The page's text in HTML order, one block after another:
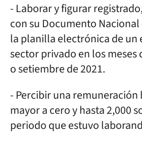
- Laborar y figurar
con su Documento
la planilla electrónica de un
sector privado en los meses
o setiembre de 2021.
- Percibir una
mayor a cero y hasta 2,000
periodo que estuvo